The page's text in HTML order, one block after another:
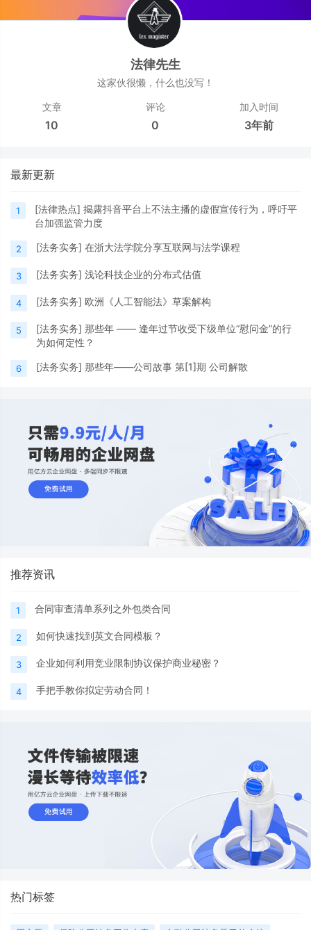
法律先生
这家伙很懒，什么也没写！
文章
10
评论
0
加入时间
3年前
最新更新
1 [法律热点] 揭露抖音平台上不法主播的虚假宣传行为，呼吁平
台加强监管力度
2 [法务实务] 在浙大法学院分享互联网与法学课程
3 [法务实务] 浅论科技企业的分布式估值
4 [法务实务] 欧洲《人工智能法》草案解构
5 [法务实务] 那些年 —— 逢年过节收受下级单位“慰问金”的行
为如何定性？
6 [法务实务] 那些年——公司故事 第[1]期 公司解散
推荐资讯
1 合同审查清单系列之外包类合同
2 如何快速找到英文合同模板？
3 企业如何利用竞业限制协议保护商业秘密？
4 手把手教你拟定劳动合同！
热门标签